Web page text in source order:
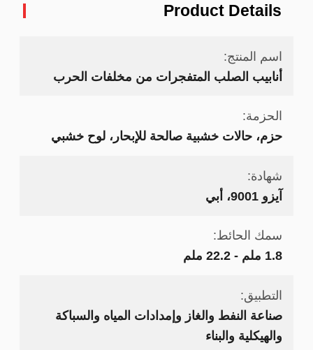
Product Details
اسم المنتج:
أنابيب الصلب المتفجرات من مخلفات الحرب
الحزمة:
حزم، حالات خشبية صالحة للإبحار، لوح خشبي
شهادة:
آيزو 9001، أبي
سمك الحائط:
1.8 ملم - 22.2 ملم
التطبيق:
صناعة النفط والغاز وإمدادات المياه والسباكة
والهيكلية والبناء